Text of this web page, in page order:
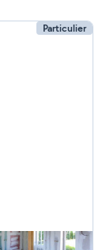
Particulier